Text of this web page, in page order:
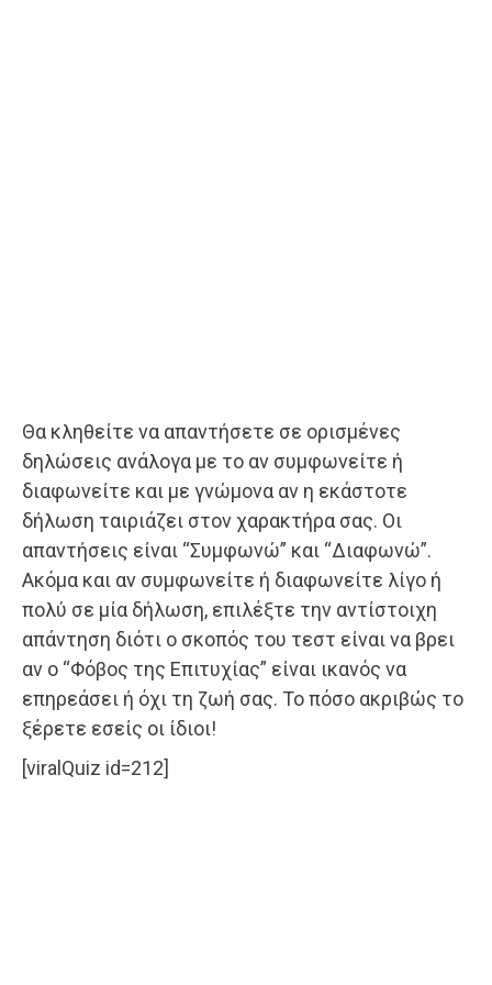
Θα κληθείτε να απαντήσετε σε ορισμένες
δηλώσεις ανάλογα με το αν συμφωνείτε ή
διαφωνείτε και με γνώμονα αν η εκάστοτε
δήλωση ταιριάζει στον χαρακτήρα σας. Οι
απαντήσεις είναι “Συμφωνώ” και “Διαφωνώ”.
Ακόμα και αν συμφωνείτε ή διαφωνείτε λίγο ή
πολύ σε μία δήλωση, επιλέξτε την αντίστοιχη
απάντηση διότι ο σκοπός του τεστ είναι να βρει
αν ο “Φόβος της Επιτυχίας” είναι ικανός να
επηρεάσει ή όχι τη ζωή σας. Το πόσο ακριβώς το
ξέρετε εσείς οι ίδιοι!
[viralQuiz id=212]